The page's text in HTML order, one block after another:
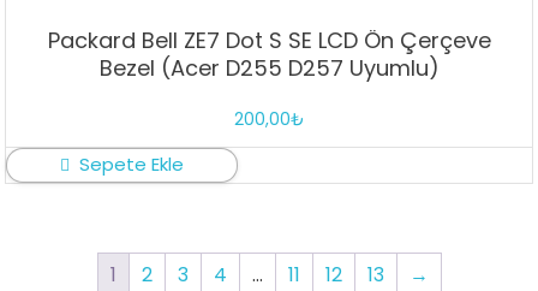
Packard Bell ZE7 Dot S SE LCD Ön Çerçeve
Bezel (Acer D255 D257 Uyumlu)
200,00₺
Sepete Ekle
1 2 3 4 … 11 12 13 →